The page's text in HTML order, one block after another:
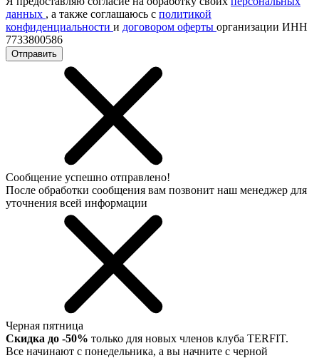
данных , а также соглашаюсь с политикой
конфиденциальности и договором оферты организации ИНН
7733800586
Отправить
Сообщение успешно отправлено!
После обработки сообщения вам позвонит наш менеджер для
уточнения всей информации
Черная пятница
Скидка до -50% только для новых членов клуба TERFIT.
Все начинают с понедельника, а вы начните с черной